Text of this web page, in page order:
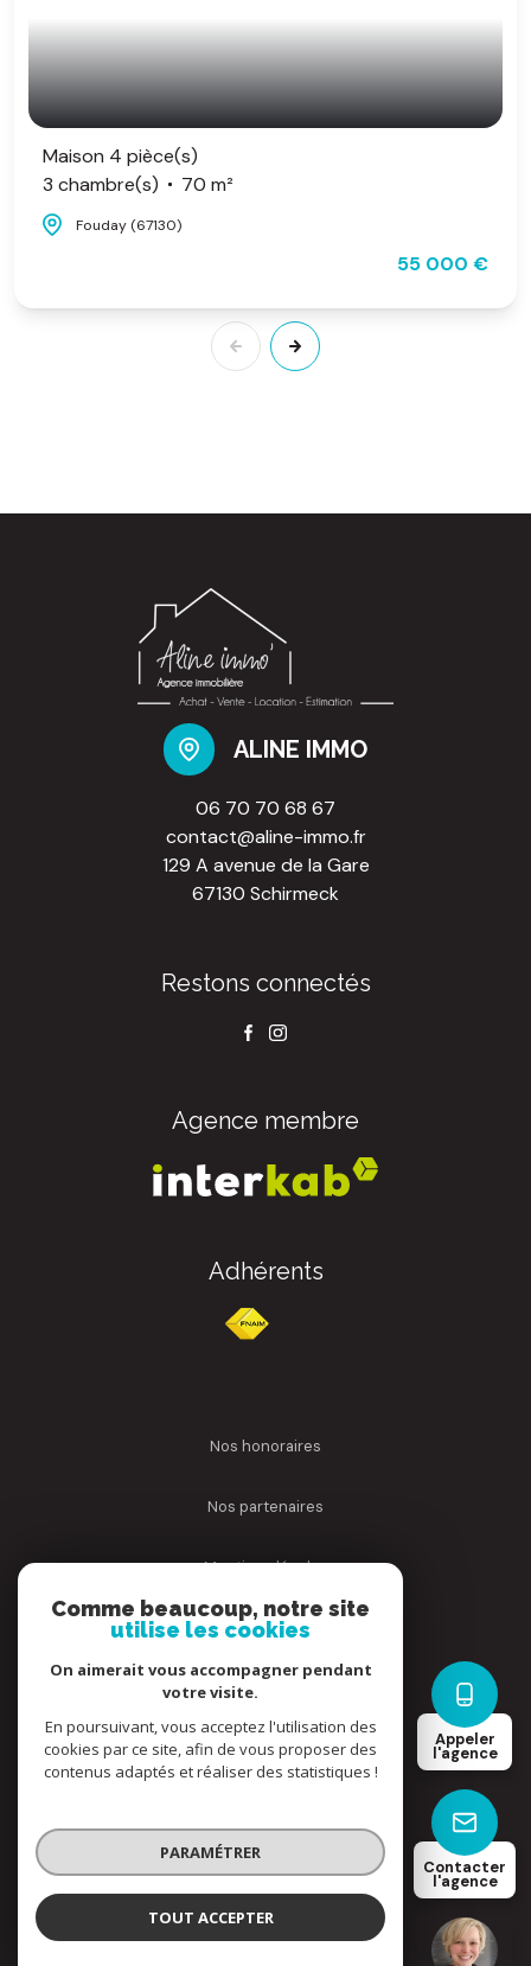
ALINE IMMO
Appeler
l'agence
Contacter
l'agence
Maison 4 pièce(s)
3 chambre(s)
70 m²
Fouday (67130)
55 000 €
ALINE IMMO
06 70 70 68 67
contact@aline-immo.fr
129 A avenue de la Gare
67130 Schirmeck
Restons connectés
Agence membre
Adhérents
nos honoraires
nos partenaires
mentions légales
admin
politique rgpd
cookies
© 2026 | Tous droits réservés
Réalisé par
Comme beaucoup, notre site
utilise les cookies
On aimerait vous accompagner pendant
votre visite.
En poursuivant, vous acceptez l'utilisation des
cookies par ce site, afin de vous proposer des
contenus adaptés et réaliser des statistiques !
PARAMÉTRER
TOUT ACCEPTER